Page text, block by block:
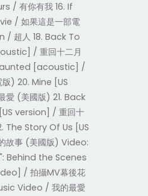
/ 有你有我 16. If
/ 如果這是一部電
/ 超人 18. Back To
/ 重回十二月
[acoustic] /
) 20. Mine [US
(美國版) 21. Back
version] / 重回十
The Story Of Us [US
故事 (美國版) Video:
Behind the Scenes
/ 拍攝MV幕後花
Video / 我的最愛